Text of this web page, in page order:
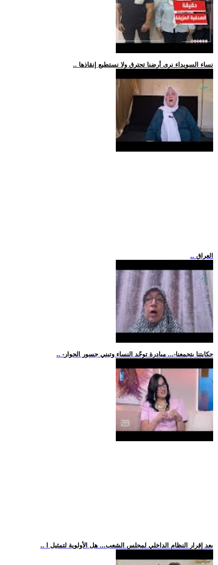
.. نساء السويداء نرى أرضنا تحترق ولا نستطيع إنقاذها
.. العراق
.. -حكايتنا بتجمعنا-... مبادرة توحّد النساء وتبني جسور الحوار
.. بعد إقرار النظام الداخلي لمجلس الشعب... هل الأولوية لتمثيل ا